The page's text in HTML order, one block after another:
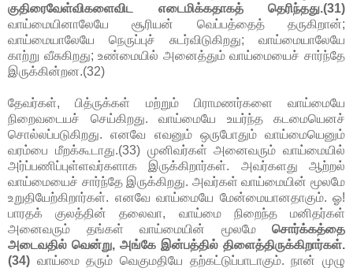
குதிரைவேள்விகளைவிட எடைமிக்கதாகத் தெரிந்தது.(31)
வாய்மையினாலேயே சூரியன் வெப்பத்தைத் தருகிறான்;
வாய்மையாலேயே நெருப்புச் சுடர்விடுகிறது; வாய்மையாலேயே
காற்று வீசுகிறது; உண்மையில் அனைத்தும் வாய்மையைச் சார்ந்தே
இருக்கின்றன.(32)
தேவர்கள், பித்ருக்கள் மற்றும் பிராமணர்களை வாய்மையே
நிறைவடையச் செய்கிறது. வாய்மையே உயர்ந்த கடமையெனச்
சொல்லப்படுகிறது. எனவே எவனும் ஒருபோதும் வாய்மையெனும்
வரம்பை மீறக்கூடாது.(33) முனிவர்கள் அனைவரும் வாய்மையில்
அர்ப்பணிப்புள்ளவர்களாக இருக்கிறார்கள். அவர்களது ஆற்றல்
வாய்மையைச் சார்ந்தே இருக்கிறது. அவர்கள் வாய்மையின் மூலமே
உறுதியேற்கிறார்கள். எனவே வாய்மையே மேன்மையானதாகும். ஓ!
பாரதக் குலத்தின் தலைவா, வாய்மை நிறைந்த மனிதர்கள்
அனைவரும் தங்கள் வாய்மையின் மூலமே சொர்க்கத்தை
அடைவதில் வென்று, அங்கே இன்பத்தில் திளைத்திருக்கிறார்கள்.
(34) வாய்மை தரும் வெகுமதியே தற்கட்டுப்பாடாகும். நான் முழு